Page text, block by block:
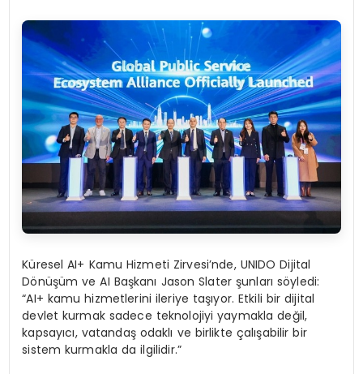
Küresel AI+ Kamu Hizmeti Zirvesi’nde, UNIDO Dijital
Dönüşüm ve AI Başkanı Jason Slater şunları söyledi:
“AI+ kamu hizmetlerini ileriye taşıyor. Etkili bir dijital
devlet kurmak sadece teknolojiyi yaymakla değil,
kapsayıcı, vatandaş odaklı ve birlikte çalışabilir bir
sistem kurmakla da ilgilidir.”